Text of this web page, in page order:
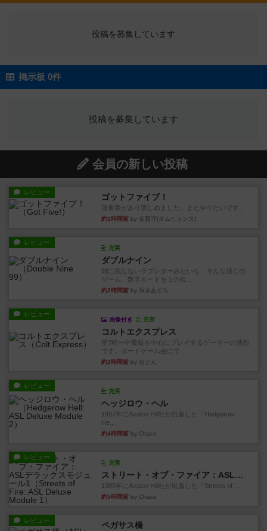
投稿を募集しています
掲示板 0件
投稿を募集しています
会員の新しい投稿
レビュー ゴットファイブ！
運要素があり楽しめました。またやりたいです。
約1時間前 by 金賢守(キムヒョンス)
レビュー
充実
ダブルナイン
雑に死なないラブレターみたいな、そんな感じの
ゲーム。数字カードを１の位...
約2時間前 by 深水あどら
レビュー
画像付き 充実
コルトエクスプレス
星7軽〜中量級を中心にプレイするゲーマーの感想
です。ボードゲーム会にて...
約2時間前 by おとん
レビュー
充実
ヘッジロウ・ヘル
1987年にAvalon Hill社が出版した『Hedgerow
He...
約4時間前 by Chaco
レビュー
充実
ストリート・オブ・ファイア：ASLデラックスモジュール1
1985年にAvalon Hill社が出版した『Streets of ...
約5時間前 by Chaco
レビュー ペガサス橋